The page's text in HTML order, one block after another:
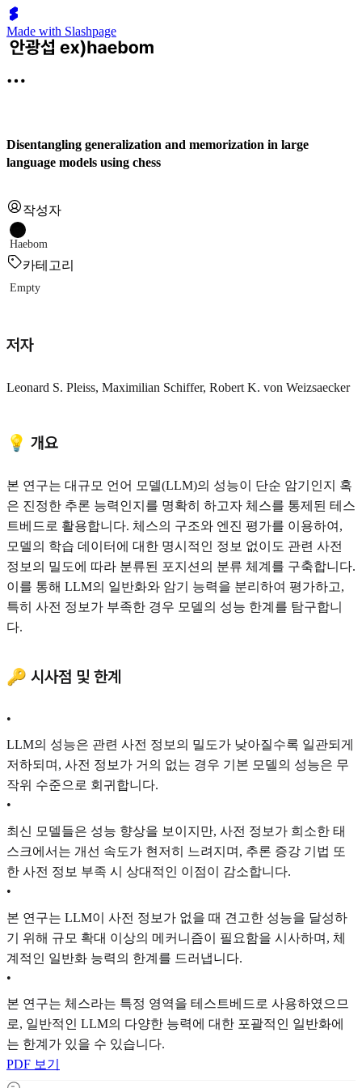
Made with Slashpage
Disentangling generalization and memorization in large
language models using chess
작성자
Haebom
카테고리
Empty
저자
Leonard S. Pleiss, Maximilian Schiffer, Robert K. von Weizsaecker
💡 개요
본 연구는 대규모 언어 모델(LLM)의 성능이 단순 암기인지 혹
은 진정한 추론 능력인지를 명확히 하고자 체스를 통제된 테스
트베드로 활용합니다. 체스의 구조와 엔진 평가를 이용하여,
모델의 학습 데이터에 대한 명시적인 정보 없이도 관련 사전
정보의 밀도에 따라 분류된 포지션의 분류 체계를 구축합니다.
이를 통해 LLM의 일반화와 암기 능력을 분리하여 평가하고,
특히 사전 정보가 부족한 경우 모델의 성능 한계를 탐구합니
다.
🔑 시사점 및 한계
•
LLM의 성능은 관련 사전 정보의 밀도가 낮아질수록 일관되게
저하되며, 사전 정보가 거의 없는 경우 기본 모델의 성능은 무
작위 수준으로 회귀합니다.
•
최신 모델들은 성능 향상을 보이지만, 사전 정보가 희소한 태
스크에서는 개선 속도가 현저히 느려지며, 추론 증강 기법 또
한 사전 정보 부족 시 상대적인 이점이 감소합니다.
•
본 연구는 LLM이 사전 정보가 없을 때 견고한 성능을 달성하
기 위해 규모 확대 이상의 메커니즘이 필요함을 시사하며, 체
계적인 일반화 능력의 한계를 드러냅니다.
•
본 연구는 체스라는 특정 영역을 테스트베드로 사용하였으므
로, 일반적인 LLM의 다양한 능력에 대한 포괄적인 일반화에
는 한계가 있을 수 있습니다.
PDF 보기